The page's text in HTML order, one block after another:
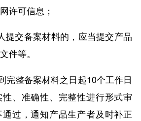
许可信息；
提交备案材料的，应当提交产品
件等。
完整备案材料之日起10个工作日
、准确性、完整性进行形式审
过，通知产品生产者及时补正